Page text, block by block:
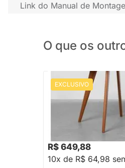
Link do Manual de
O que os
EXCLUSIVO PRONTA
Mesa de Jantar
Freijó - 88cm
R$ 649,88
10x de R$ 64,98